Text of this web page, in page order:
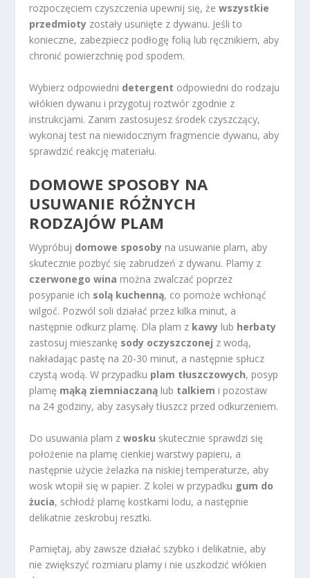
rozpoczęciem czyszczenia upewnij się, żewszystkie
przedmioty zostały usunięte z dywanu. Jeśli to
konieczne, zabezpiecz podłogę folią lub ręcznikiem, aby
chronić powierzchnię pod spodem.
Wybierz odpowiedni detergent odpowiedni do rodzaju
włókien dywanu i przygotuj roztwór zgodnie z
instrukcjami. Zanim zastosujesz środek czyszczący,
wykonaj test na niewidocznym fragmencie dywanu, aby
sprawdzić reakcję materiału.
DOMOWE SPOSOBY NA
USUWANIE RÓŻNYCH
RODZAJÓW PLAM
Wypróbuj domowe sposoby na usuwanie plam, aby
skutecznie pozbyć się zabrudzeń z dywanu. Plamy z
czerwonego wina można zwalczać poprzez
posypanie ich solą kuchenną, co pomoże wchłonąć
wilgoć. Pozwól soli działać przez kilka minut, a
następnie odkurz plamę. Dla plam z kawy lub herbaty
zastosuj mieszankę sody oczyszczonej z wodą,
nakładając pastę na 20-30 minut, a następnie spłucz
czystą wodą. W przypadku plam tłuszczowych, posyp
plamę mąką ziemniaczaną lub talkiem i pozostaw
na 24 godziny, aby zasysały tłuszcz przed odkurzeniem.
Do usuwania plam zwosku skutecznie sprawdzi się
położenie na plamę cienkiej warstwy papieru, a
następnie użycie żelazka na niskiej temperaturze, aby
wosk wtopił się w papier. Z kolei w przypadku gum do
żucia, schłodź plamę kostkami lodu, a następnie
delikatnie zeskrobuj resztki.
Pamiętaj, aby zawsze działać szybko i delikatnie, aby
nie zwiększyć rozmiaru plamy i nie uszkodzić włókien